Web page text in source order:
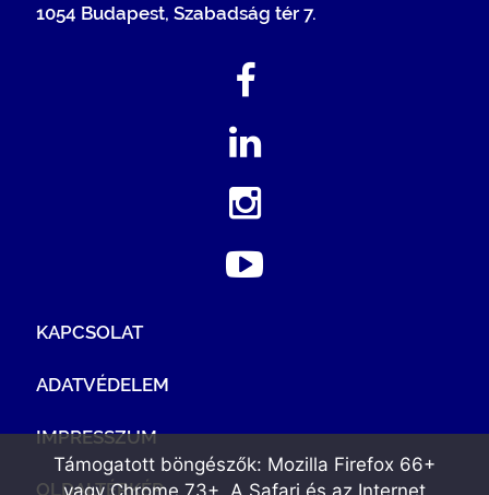
1054 Budapest, Szabadság tér 7.
KAPCSOLAT
ADATVÉDELEM
IMPRESSZUM
OLDALTÉRKÉP
Támogatott böngészők: Mozilla Firefox 66+
vagy Chrome 73+. A Safari és az Internet